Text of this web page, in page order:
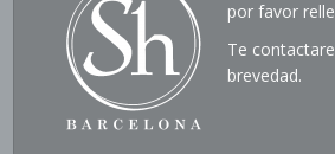
por favor
Te
brevedad.